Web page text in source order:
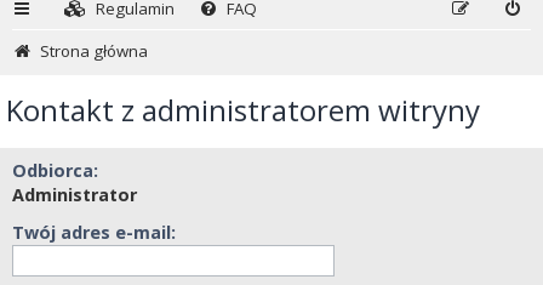
Regulamin
FAQ
Strona główna
Kontakt z administratorem witryny
Odbiorca:
Administrator
Twój adres e-mail: